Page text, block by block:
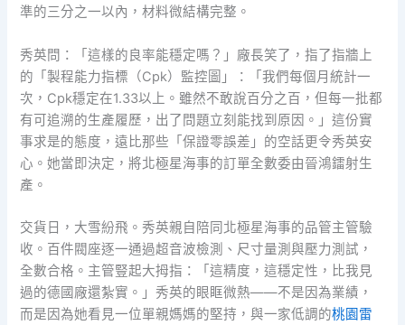
準的三分之一以內，材料微結構完整。
秀英問：「這樣的良率能穩定嗎？」廠長笑了，指了指牆上
的「製程能力指標（Cpk）監控圖」：「我們每個月統計一
次，Cpk穩定在1.33以上。雖然不敢說百分之百，但每一批都
有可追溯的生產履歷，出了問題立刻能找到原因。」這份實
事求是的態度，遠比那些「保證零誤差」的空話更令秀英安
心。她當即決定，將北極星海事的訂單全數委由晉鴻鐳射生
產。
交貨日，大雪紛飛。秀英親自陪同北極星海事的品管主管驗
收。百件閥座逐一通過超音波檢測、尺寸量測與壓力測試，
全數合格。主管豎起大拇指：「這精度，這穩定性，比我見
過的德國廠還紮實。」秀英的眼眶微熱——不是因為業績，
而是因為她看見一位單親媽媽的堅持，與一家低調的桃園雷